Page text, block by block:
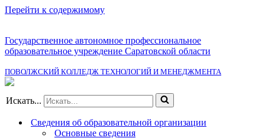
Перейти к содержимому
Государственное автономное профессиональное
образовательное учреждение Саратовской области
ПОВОЛЖСКИЙ КОЛЛЕДЖ ТЕХНОЛОГИЙ И МЕНЕДЖМЕНТА
Искать...
Сведения об образовательной организации
Основные сведения